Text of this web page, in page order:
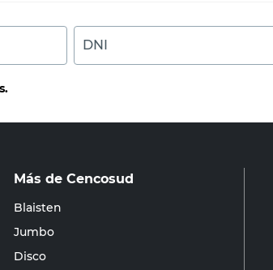
DNI
Más de Cencosud
Blaisten
Jumbo
Disco